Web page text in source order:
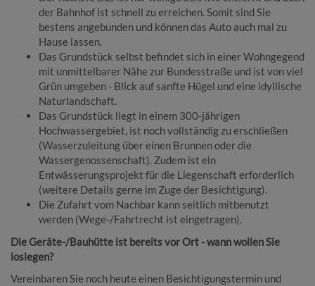
der Bahnhof ist schnell zu erreichen. Somit sind Sie
bestens angebunden und können das Auto auch mal zu
Hause lassen.
Das Grundstück selbst befindet sich in einer Wohngegend
mit unmittelbarer Nähe zur Bundesstraße und ist von viel
Grün umgeben - Blick auf sanfte Hügel und eine idyllische
Naturlandschaft.
Das Grundstück liegt in einem 300-jährigen
Hochwassergebiet, ist noch vollständig zu erschließen
(Wasserzuleitung über einen Brunnen oder die
Wassergenossenschaft). Zudem ist ein
Entwässerungsprojekt für die Liegenschaft erforderlich
(weitere Details gerne im Zuge der Besichtigung).
Die Zufahrt vom Nachbar kann seitlich mitbenutzt
werden (Wege-/Fahrtrecht ist eingetragen).
Die Geräte-/Bauhütte ist bereits vor Ort - wann wollen Sie
loslegen?
Vereinbaren Sie noch heute einen Besichtigungstermin und